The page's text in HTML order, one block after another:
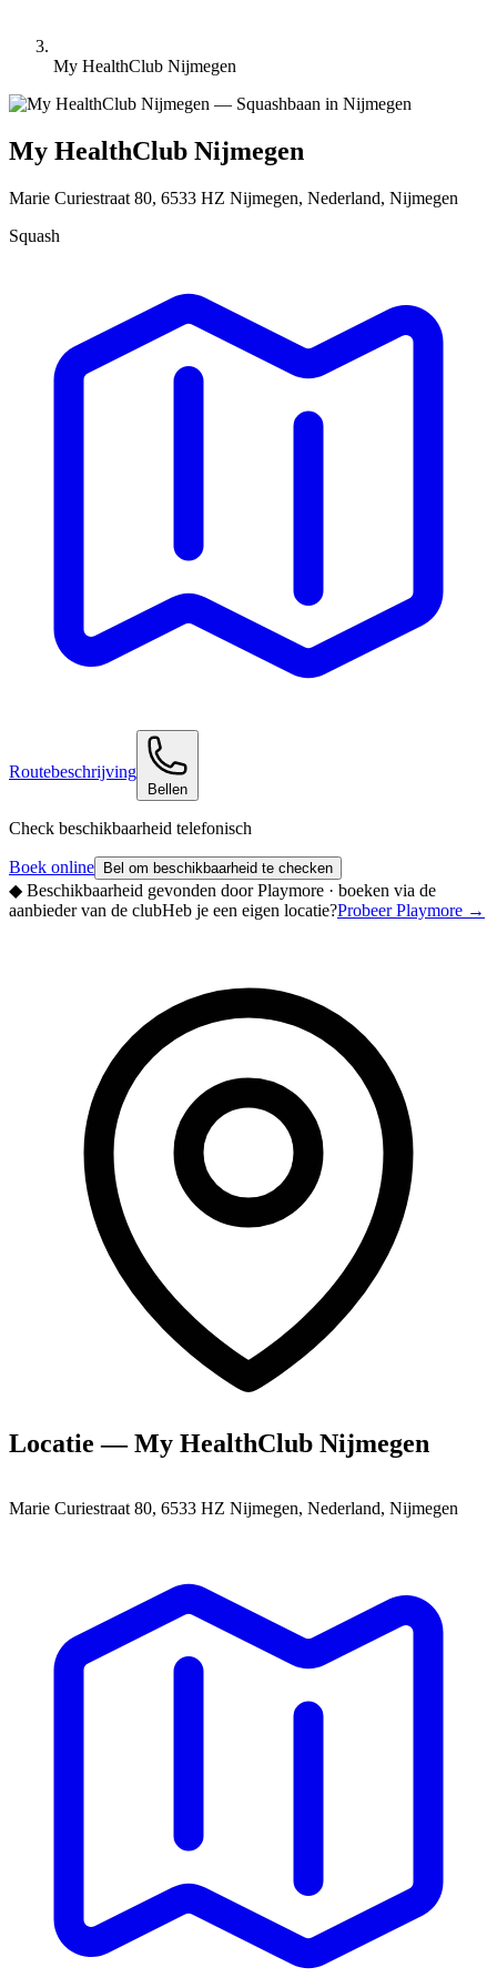
My HealthClub Nijmegen
My HealthClub Nijmegen
Marie Curiestraat 80, 6533 HZ Nijmegen, Nederland, Nijmegen
Squash
Routebeschrijving
Bellen
Check beschikbaarheid telefonisch
Boek online Bel om beschikbaarheid te checken
◆ Beschikbaarheid gevonden door Playmore · boeken via de
aanbieder van de clubHeb je een eigen locatie?Probeer Playmore →
Locatie — My HealthClub Nijmegen
Marie Curiestraat 80, 6533 HZ Nijmegen, Nederland, Nijmegen